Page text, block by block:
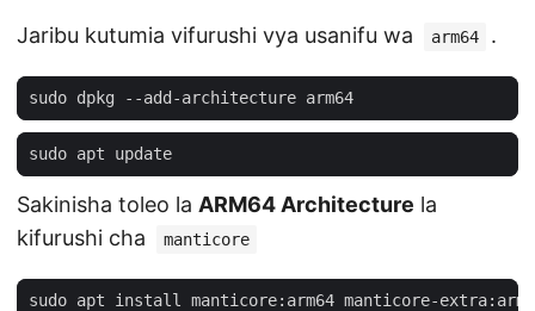
Jaribu kutumia vifurushi vya usanifu wa arm64 .
Sakinisha toleo la ARM64 Architecture la
kifurushi cha
manticore